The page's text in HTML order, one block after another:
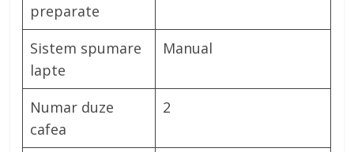
preparate
Sistem spumare
lapte
Manual
Numar duze
cafea
2